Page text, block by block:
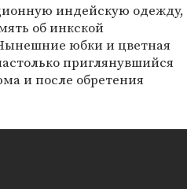
индейскую одежду,
об инкской
юбки и цветная
приглянувшийся
и после обретения